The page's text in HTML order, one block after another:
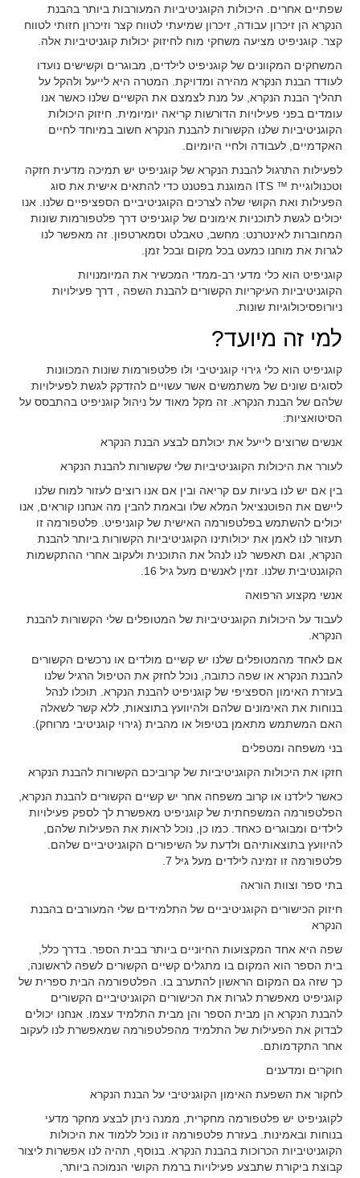
שפתיים אחרים. היכולות הקוגניטיביות המעורבות ביותר בהבנת
הנקרא הן זיכרון עבודה, זיכרון שמיעתי לטווח קצר וזיכרון חזותי לטווח
קצר. קוגניפיט מציעה משחקי מוח לחיזוק יכולות קוגניטיביות אלה.
המשחקים המקוונים של קוגניפיט לילדים, מבוגרים וקשישים נועדו
לעודד הבנת הנקרא מהירה ומדויקת. המטרה היא לייעל ולהקל על
תהליך הבנת הנקרא, על מנת לצמצם את הקשיים שלנו כאשר אנו
עומדים בפני פעילויות הדורשות קריאה יומיומית. חיזוק היכולות
הקוגניטיביות שלנו הקשורות להבנת הנקרא חשוב במיוחד לחיים
האקדמיים, לעבודה ולחיי היומיום.
לפעילות התרגול להבנת הנקרא של קוגניפיט יש תמיכה מדעית חזקה
וטכנולוגיית ™ ITS המוגנת בפטנט כדי להתאים אישית את סוג
הפעילות ואת הקושי שלה לצרכים הקוגניטיביים הספציפיים שלנו. אנו
יכולים לגשת לתוכניות אימונים של קוגניפיט דרך פלטפורמות שונות
המחוברות לאינטרנט: מחשב, טאבלט וסמארטפון. זה מאפשר לנו
לגרות את מוחנו כמעט בכל מקום ובכל זמן.
קוגניפיט הוא כלי מדעי רב-ממדי המכשיר את המיומנויות
הקוגניטיביות העיקריות הקשורים להבנת השפה , דרך פעילויות
ניורופסיכולוגיות שונות.
למי זה מיועד?
קוגניפיט הוא כלי גירוי קוגניטיבי ולו פלטפורמות שונות המכוונות
לסוגים שונים של משתמשים אשר עשויים להזדקק לגשת לפעילויות
שלהם של הבנת הנקרא. זה מקל מאוד על ניהול קוגניפיט בהתבסס על
הסיטואציות:
אנשים שרוצים לייעל את יכולתם לבצע הבנת הנקרא
לעורר את היכולות הקוגניטיביות שלי שקשורות להבנת הנקרא
בין אם יש לנו בעיות עם קריאה ובין אם אנו רוצים לעזור למוח שלנו
ליישם את הפוטנציאל המלא שלו ובאמת להבין מה אנחנו קוראים, אנו
יכולים להשתמש בפלטפורמה האישית של קוגניפיט. פלטפורמה זו
תעזור לנו לאמן את יכולותינו הקוגניטיביות הקשורות ביותר להבנת
הנקרא, וגם תאפשר לנו לנהל את התוכנית ולעקוב אחרי ההתקשמות
הקוגנטיבית שלנו. זמין לאנשים מעל גיל 16.
אנשי מקצוע הרפואה
לעבוד על היכולות הקוגניטיביות של המטופלים שלי הקשורות להבנת
הנקרא.
אם לאחד מהמטופלים שלנו יש קשיים מולדים או נרכשים הקשורים
להבנת הנקרא או שפה כתובה, נוכל לחזק את הטיפול הרגיל שלנו
בעזרת האימון הספציפי של קוגניפיט להבנת הנקרא. תוכלו לנהל
בנוחות את האימונים שלהם ולהיוועץ בתוצאות, ללא קשר לשאלה
האם המשתמש מתאמן בטיפול או מהבית (גירוי קוגניטיבי מרוחק).
בני משפחה ומטפלים
חזקו את היכולות הקוגניטיביות של קרוביכם הקשורות להבנת הנקרא
כאשר לילדנו או קרוב משפחה אחר יש קשיים הקשורים להבנת הנקרא,
הפלטפורמה המשפחתית של קוגניפיט מאפשרת לך לספק פעילויות
לילדים ומבוגרים כאחד. כמו כן, נוכל לראות את הפעילות שלהם,
להיוועץ בתוצאותיהם ולדעת על השיפורים הקוגניטיביים שלהם.
פלטפורמה זו זמינה לילדים מעל גיל 7.
בתי ספר וצוות הוראה
חיזוק הכישורים הקוגניטיביים של התלמידים שלי המעורבים בהבנת
הנקרא
שפה היא אחד המקצועות החיוניים ביותר בבית הספר. בדרך כלל,
בית הספר הוא המקום בו מתגלים קשיים הקשורים לשפה לראשונה,
כך שזה גם המקום הראשון להתערב בו. הפלטפורמה הבית ספרית של
קוגניפיט מאפשרת לגרות את הכישורים הקוגניטיביים הקשורים
להבנת הנקרא הן מבית הספר והן מבית התלמיד עצמו. אנחנו יכולים
לבדוק את הפעילות של התלמיד מהפלטפורמה שמאפשרת לנו לעקוב
אחר התקדמותם.
חוקרים ומדענים
לחקור את השפעת האימון הקוגניטיבי על הבנת הנקרא
לקוגניפיט יש פלטפורמה מחקרית, ממנה ניתן לבצע מחקר מדעי
בנוחות ובאמינות. בעזרת פלטפורמה זו נוכל ללמוד את היכולות
הקוגניטיביות הכרוכות בהבנת הנקרא. בנוסף, תהיה לנו אפשרות ליצור
קבוצת ביקורת שתבצע פעילויות ברמת הקושי הנמוכה ביותר,